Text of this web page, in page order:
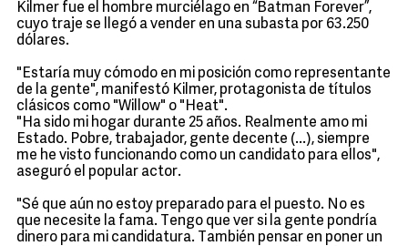
Kilmer fue el hombre murciélago en “Batman Forever”,
cuyo traje se llegó a vender en una subasta por 63.250
dólares.
"Estaría muy cómodo en mi posición como representante
de la gente", manifestó Kilmer, protagonista de títulos
clásicos como "Willow" o "Heat".
"Ha sido mi hogar durante 25 años. Realmente amo mi
Estado. Pobre, trabajador, gente decente (...), siempre
me he visto funcionando como un candidato para ellos",
aseguró el popular actor.
"Sé que aún no estoy preparado para el puesto. No es
que necesite la fama. Tengo que ver si la gente pondría
dinero para mi candidatura. También pensar en poner un